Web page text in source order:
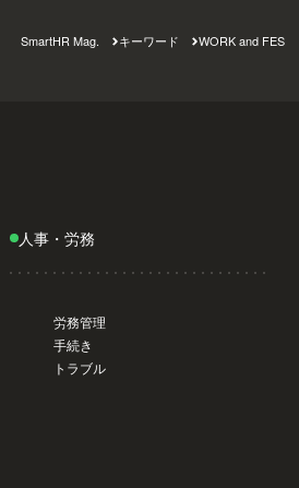
SmartHR Mag. キーワード WORK and FES
人事・労務
労務管理
手続き
トラブル